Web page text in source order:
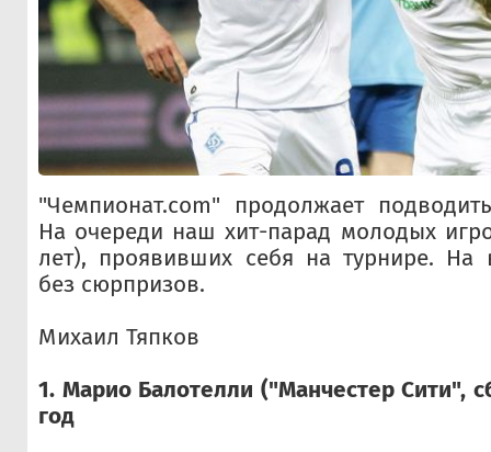
"Чемпионат.com" продолжает
На очереди наш хит-парад молодых
лет), проявивших себя на турнире. На
без сюрпризов.
Михаил Тяпков
1. Марио Балотелли ("Манчестер Сити",
год